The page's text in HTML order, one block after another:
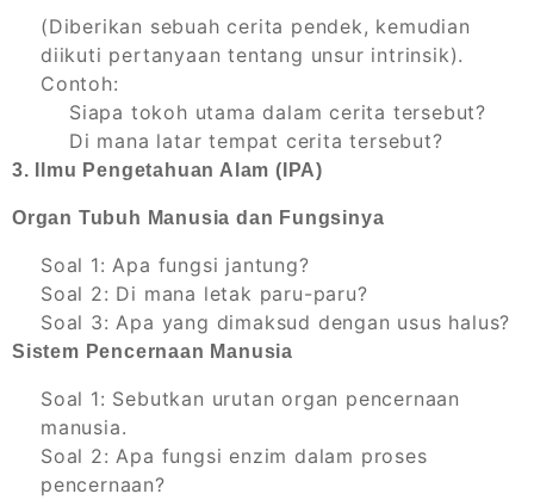
(Diberikan sebuah cerita pendek, kemudian
diikuti pertanyaan tentang unsur intrinsik).
Contoh:
Siapa tokoh utama dalam cerita tersebut?
Di mana latar tempat cerita tersebut?
3. Ilmu Pengetahuan Alam (IPA)
Organ Tubuh Manusia dan Fungsinya
Soal 1: Apa fungsi jantung?
Soal 2: Di mana letak paru-paru?
Soal 3: Apa yang dimaksud dengan usus halus?
Sistem Pencernaan Manusia
Soal 1: Sebutkan urutan organ pencernaan
manusia.
Soal 2: Apa fungsi enzim dalam proses
pencernaan?